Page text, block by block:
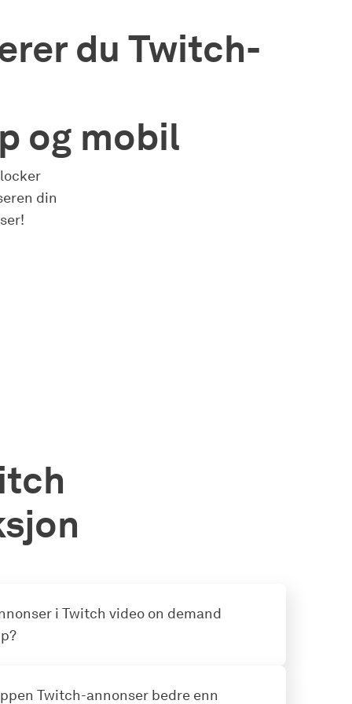
du Twitch-
og mobil
din
i Twitch video on demand
Twitch-annonser bedre enn